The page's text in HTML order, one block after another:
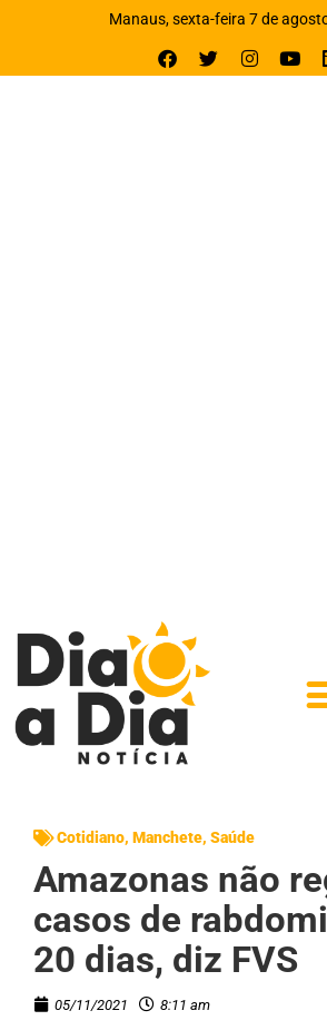
Manaus, sexta-feira 7 de
Cotidiano, Manchete, Saúde
Amazonas não
casos de
20 dias, diz FVS
05/11/2021 8:11 am